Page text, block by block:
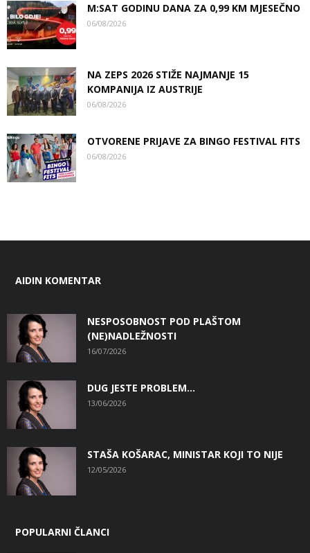
M:SAT GODINU DANA ZA 0,99 KM MJESEČNO
06/08/2026
NA ZEPS 2026 STIŽE NAJMANJE 15
KOMPANIJA IZ AUSTRIJE
06/08/2026
OTVORENE PRIJAVE ZA BINGO FESTIVAL FITS
06/08/2026
AIDIN KOMENTAR
NESPOSOBNOST POD PLAŠTOM
(NE)NADLEŽNOSTI
16/07/2026
DUG JESTE PROBLEM…
13/06/2026
STAŠA KOŠARAC, MINISTAR KOJI TO NIJE
12/05/2026
POPULARNI ČLANCI